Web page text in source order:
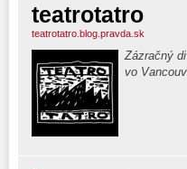
teatrotatro
teatrotatro.blog.pravda.sk
Zázračný
vo